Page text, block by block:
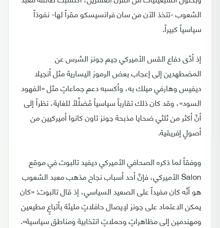
الشعوب -تتخذ الآن من سان فرانسيسكو مقراً لها- نفوذاً
سياسياً كبيراً.
إذ أدَّى دفاع القس الأميركي جيم جونز الشرس عن
المضطهدين إلى إعجاب بعض الرموز اليسارية مثل أنجيلا
ديفيس وهارفي ميلك به، وأكسبه دعم جماعاتٍ مثل «الفهود
السود»، وقد كان ذلك تقارباً سياسياً مُضلِّلاً للغاية، نظراً إلى
أنَّ أكثر من ثلثي ضحايا مذبحة جونز تاون كانوا أميركيين من
أصولٍ إفريقية.
ووفقاً لما ذكره الصحافي الأميركي ديفيد تالبوت في موقع
Salon الأميركي، فإنَّ أحد أسباب نجاح مذهب معبد الشعوب
هو أنَّه كان مفيداً على الصعيد السياسي، إذ قال تالبوت: «كان
يمكن الاعتماد على جونز لإيصال حافلاتٍ مليئة بأتباعٍ مطيعين
ومهندمين إلى مظاهراتٍ وحملاتٍ انتخابية ومناطق سياسية».